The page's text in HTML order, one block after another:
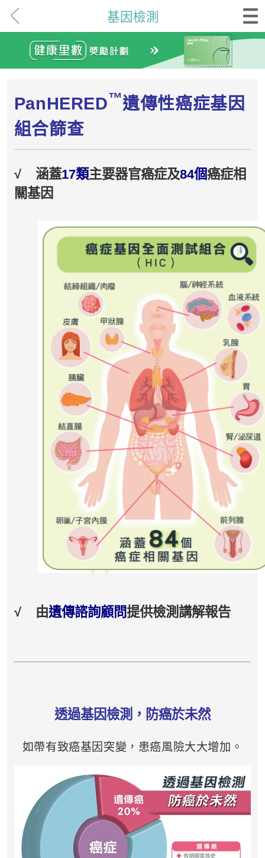
基因檢測
PanHERED™遺傳性癌症基因
組合篩查
√涵蓋17類主要器官癌症及84個癌症相
關基因
√ 由遺傳諮詢顧問提供檢測講解報告
透過基因檢測，防癌於未然
如帶有致癌基因突變，患癌風險大大增加。